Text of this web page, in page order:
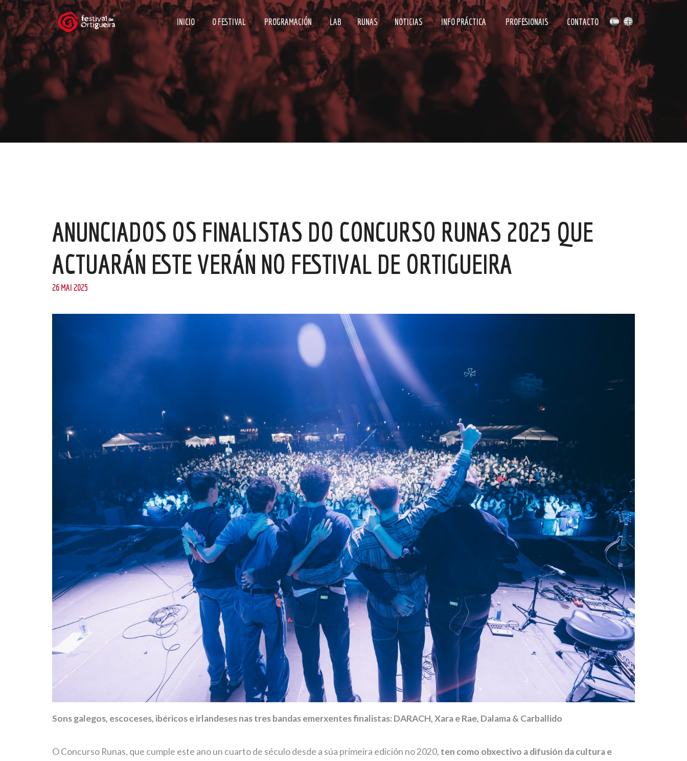
INICIO O FESTIVAL PROGRAMACIÓN LAB RUNAS NOTICIAS INFO PRÁCTICA PROFESIONAIS CONTACTO
ANUNCIADOS OS FINALISTAS DO CONCURSO RUNAS 2025 QUE
ACTUARÁN ESTE VERÁN NO FESTIVAL DE ORTIGUEIRA
26 MAI 2025
Sons galegos, escoceses, ibéricos e irlandeses nas tres bandas emerxentes finalistas: DARACH, Xara e Rae, Dalama & Carballido
O Concurso Runas, que cumple este ano un cuarto de século desde a súa primeira edición no 2020, ten como obxectivo a difusión da cultura e